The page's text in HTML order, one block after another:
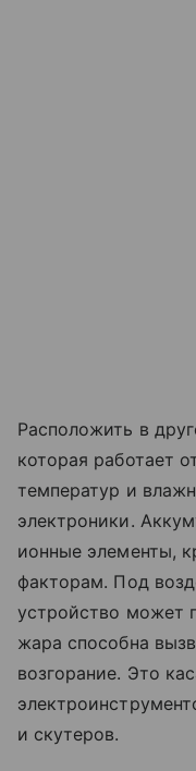
Расположить в
которая работает
температур и
электроники.
ионные элементы,
факторам. Под
устройство может
жара способна
возгорание. Это
и скутеров.